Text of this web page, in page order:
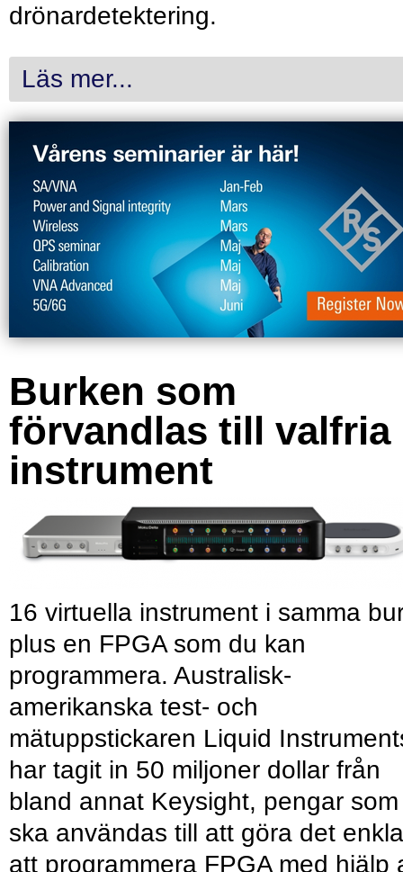
drönardetektering.
Läs mer...
Burken som
förvandlas till valfria
instrument
16 virtuella instrument i samma
plus en FPGA som du kan
programmera. Australisk-
amerikanska test- och
mätuppstickaren Liquid
har tagit in 50 miljoner dollar från
bland annat Keysight, pengar som
ska användas till att göra det
att programmera FPGA med hjälp